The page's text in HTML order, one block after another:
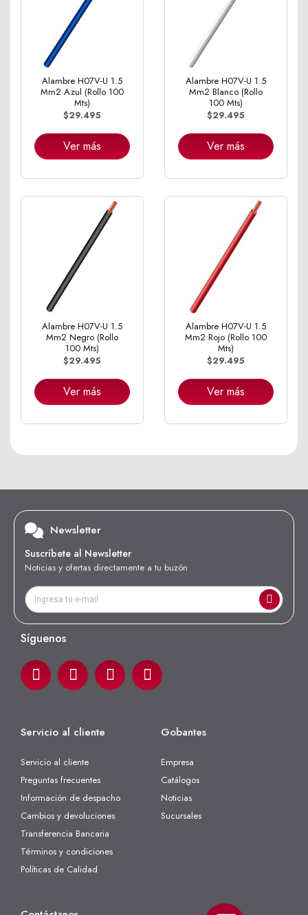
Alambre H07V-U 1.5
Mm2 Azul (Rollo 100
Mts)
$29.495
Ver más
Alambre H07V-U 1.5
Mm2 Blanco (Rollo
100 Mts)
$29.495
Ver más
Alambre H07V-U 1.5
Mm2 Negro (Rollo
100 Mts)
$29.495
Ver más
Alambre H07V-U 1.5
Mm2 Rojo (Rollo 100
Mts)
$29.495
Ver más
Newsletter
Suscríbete al Newsletter
Noticias y ofertas directamente a tu buzón
Síguenos
Servicio al cliente
Servicio al cliente
Preguntas frecuentes
Información de despacho
Cambios y devoluciones
Transferencia Bancaria
Términos y condiciones
Políticas de Calidad
Gobantes
Empresa
Catálogos
Noticias
Sucursales